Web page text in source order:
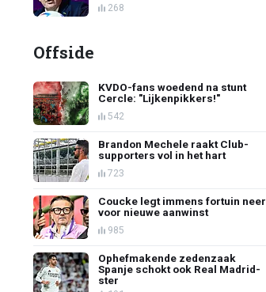
268
Offside
KVDO-fans woedend na stunt
Cercle: "Lijkenpikkers!"
542
Brandon Mechele raakt Club-
supporters vol in het hart
723
Coucke legt immens fortuin neer
voor nieuwe aanwinst
985
Ophefmakende zedenzaak
Spanje schokt ook Real Madrid-
ster